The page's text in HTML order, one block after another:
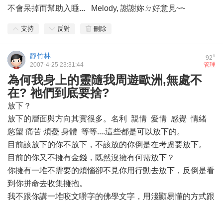
不會呆掉而幫助入睡... Melody, 謝謝妳ㄉ好意見~~
支持 反對 刪除
92#
靜竹林
管理
2007-4-25 23:31:44
為何我身上的靈隨我周遊歐洲,無處不
在? 祂們到底要捨?
放下？
放下的層面與方向其實很多。名利 親情 愛情 感覺 情緒
慾望 痛苦 煩憂 身體 等等....這些都是可以放下的。
目前該放下的你不放下，不該放的你倒是在考慮要放下。
目前的你又不擁有金錢，既然沒擁有何需放下？
你擁有一堆不需要的煩惱卻不見你用行動去放下，反倒是看
到你拼命去收集擁抱。
我不跟你講一堆咬文嚼字的佛學文字，用淺顯易懂的方式跟